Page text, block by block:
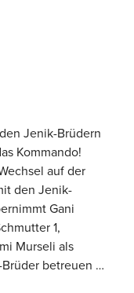
Jenik-Brüdern
Kommando!
auf der
den Jenik-
Gani
1,
Murseli als
betreuen …